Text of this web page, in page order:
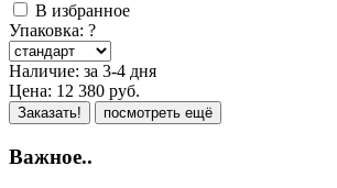
В избранное
Упаковка: ?
Наличие: за 3-4 дня
Цена: 12 380 руб.
Заказать! посмотреть ещё
Важное..